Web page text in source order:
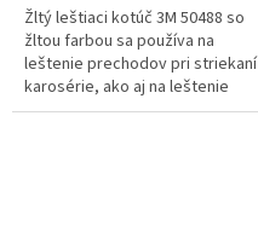
Žltý leštiaci kotúč 3M 50488 so
žltou farbou sa používa na
leštenie prechodov pri striekaní
karosérie, ako aj na leštenie
drobných defektov a